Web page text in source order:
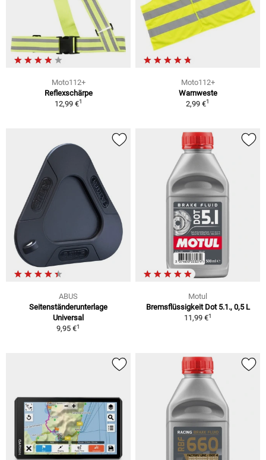
Moto112+
Reflexschärpe
12,99 €1
Moto112+
Warnweste
2,99 €1
ABUS
Seitenständerunterlage
Universal
9,95 €1
Motul
Bremsflüssigkeit Dot 5.1., 0,5 L
11,99 €1